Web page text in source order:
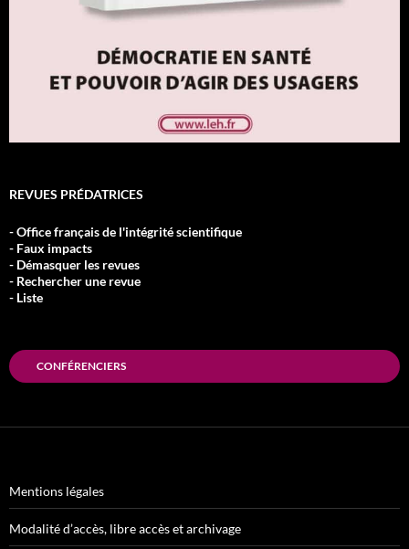
REVUES PRÉDATRICES
- Office français de l'intégrité scientifique
- Faux impacts
- Démasquer les revues
- Rechercher une revue
- Liste
CONFÉRENCIERS
Mentions légales
Modalité d’accès, libre accès et archivage